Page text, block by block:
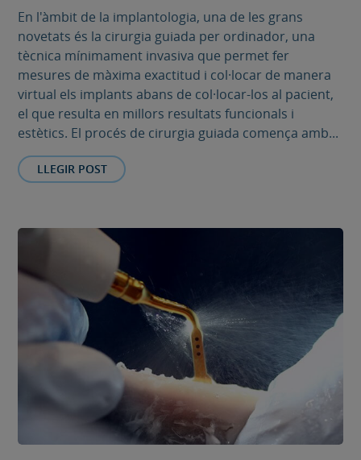
En l'àmbit de la implantologia, una de les grans
novetats és la cirurgia guiada per ordinador, una
tècnica mínimament invasiva que permet fer
mesures de màxima exactitud i col·locar de manera
virtual els implants abans de col·locar-los al pacient,
el que resulta en millors resultats funcionals i
estètics. El procés de cirurgia guiada comença amb...
LLEGIR POST